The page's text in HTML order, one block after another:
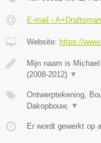
E-mail › A+Draftsman
Website: https://
Mijn naam is
(2008-2012) ▼
Ontwerptekening,
Dakopbouw, ▼
Er wordt gewerkt op